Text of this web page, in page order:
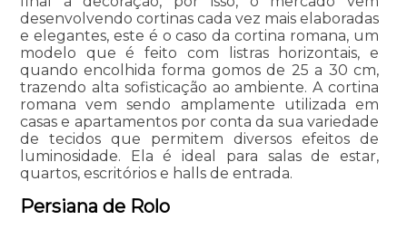
desenvolvendo cortinas cada vez mais elaboradas
e elegantes, este é o caso da cortina romana, um
modelo que é feito com listras horizontais, e
quando encolhida forma gomos de 25 a 30 cm,
trazendo alta sofisticação ao ambiente. A cortina
romana vem sendo amplamente utilizada em
casas e apartamentos por conta da sua variedade
de tecidos que permitem diversos efeitos de
luminosidade. Ela é ideal para salas de estar,
quartos, escritórios e halls de entrada.
Persiana de Rolo